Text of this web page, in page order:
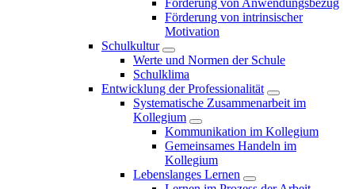
Förderung von Anwendungsbezug
Förderung von intrinsischer
Motivation
Schulkultur
Werte und Normen der Schule
Schulklima
Entwicklung der Professionalität
Systematische Zusammenarbeit im
Kollegium
Kommunikation im Kollegium
Gemeinsames Handeln im
Kollegium
Lebenslanges Lernen